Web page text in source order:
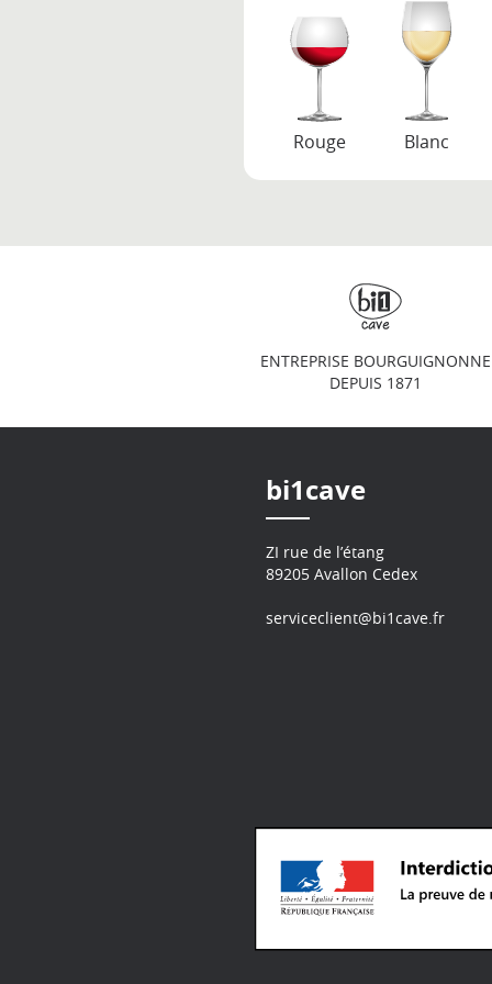
Rouge Blanc
ENTREPRISE BOURGUIGNONNE
DEPUIS 1871
bi1cave
ZI rue de l’étang
89205 Avallon Cedex
serviceclient@bi1cave.fr